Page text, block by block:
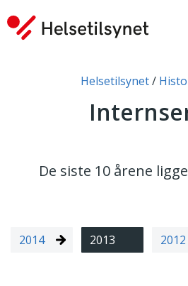
Helsetilsynet
De siste 10 årene
2014 2013 2012